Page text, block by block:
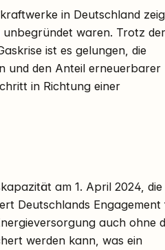
in Deutschland
waren. Trotz der
ist es gelungen, die
und den Anteil erneuerbarer
in Richtung einer
am 1. April 2024, die
Deutschlands
auch ohne
werden kann, was ein